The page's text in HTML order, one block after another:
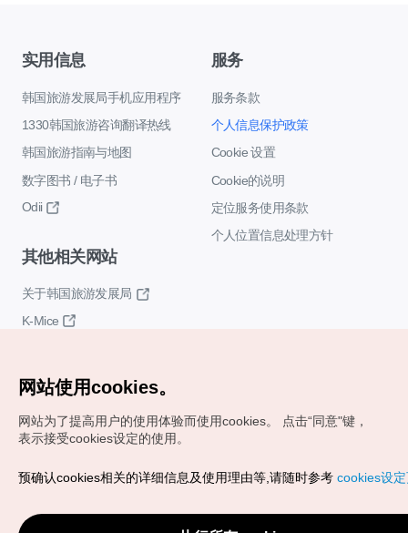
实用信息
韩国旅游发展局手机应用程序
1330韩国旅游咨询翻译热线
韩国旅游指南与地图
数字图书 / 电子书
Odii
服务
服务条款
个人信息保护政策
Cookie 设置
Cookie的说明
定位服务使用条款
个人位置信息处理方针
其他相关网站
关于韩国旅游发展局
K-Mice
Copyrights (c) 韩国旅游发展局版权所有
VISITKOREA官方邮箱
网站使用cookies。
网站为了提高用户的使用体验而使用cookies。
点击“同意"键，
表示接受cookies设定的使用。
预确认cookies相关的详细信息及使用理由等,请随时参考 cookies设